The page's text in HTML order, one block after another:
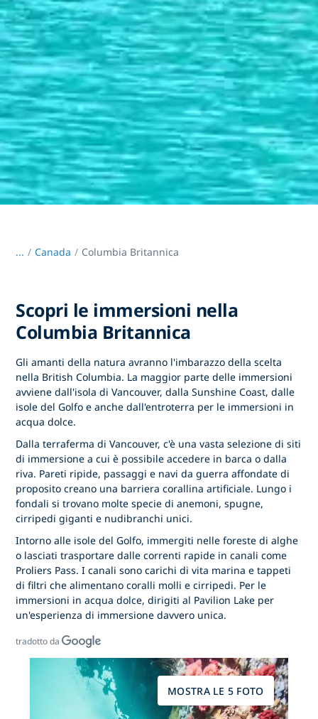
... / Canada Columbia Britannica
Scopri le immersioni nella
Columbia Britannica
Gli amanti della natura avranno l'imbarazzo della scelta
nella British Columbia. La maggior parte delle immersioni
avviene dall'isola di Vancouver, dalla Sunshine Coast, dalle
isole del Golfo e anche dall'entroterra per le immersioni in
acqua dolce.
Dalla terraferma di Vancouver, c'è una vasta selezione di siti
di immersione a cui è possibile accedere in barca o dalla
riva. Pareti ripide, passaggi e navi da guerra affondate di
proposito creano una barriera corallina artificiale. Lungo i
fondali si trovano molte specie di anemoni, spugne,
cirripedi giganti e nudibranchi unici.
Intorno alle isole del Golfo, immergiti nelle foreste di alghe
o lasciati trasportare dalle correnti rapide in canali come
Proliers Pass. I canali sono carichi di vita marina e tappeti
di filtri che alimentano coralli molli e cirripedi. Per le
immersioni in acqua dolce, dirigiti al Pavilion Lake per
un'esperienza di immersione davvero unica.
tradotto da
MOSTRA LE 5 FOTO